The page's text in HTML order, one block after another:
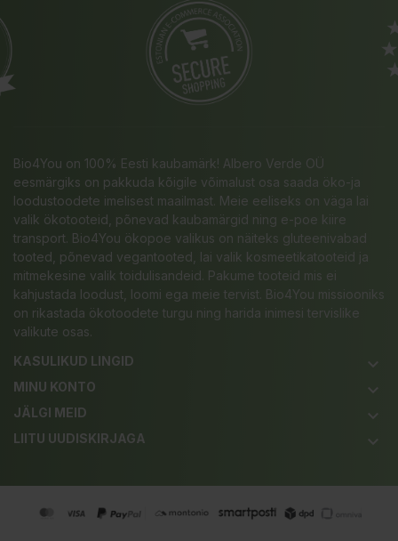
Bio4You on 100% Eesti kaubamärk! Albero Verde OÜ
eesmärgiks on pakkuda kõigile võimalust osa saada öko-ja
loodustoodete imelisest maailmast. Meie eeliseks on väga lai
valik ökotooteid, põnevad kaubamärgid ning e-poe kiire
transport. Bio4You ökopoe valikus on näiteks gluteenivabad
tooted, põnevad vegantooted, lai valik kosmeetikatooteid ja
mitmekesine valik toidulisandeid. Pakume tooteid mis ei
kahjustada loodust, loomi ega meie tervist. Bio4You missiooniks
on rikastada ökotoodete turgu ning harida inimesi tervislike
valikute osas.
KASULIKUD LINGID
keyboard_arrow_down
MINU KONTO keyboard_arrow_down
JÄLGI MEID keyboard_arrow_down
LIITU UUDISKIRJAGA keyboard_arrow_down